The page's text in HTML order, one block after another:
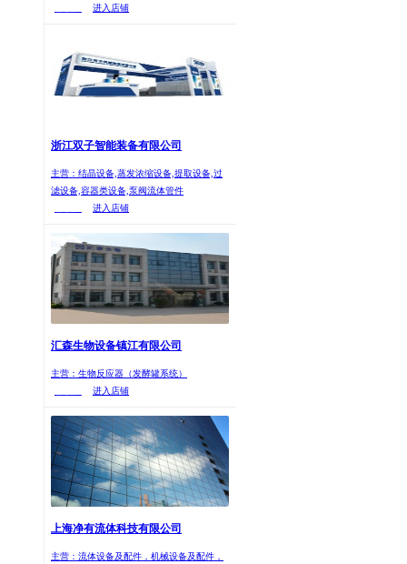
进入店铺
浙江双子智能装备有限公司
主营：结晶设备,蒸发浓缩设备,提取设备,过
滤设备,容器类设备,泵阀流体管件
进入店铺
汇森生物设备镇江有限公司
主营：生物反应器（发酵罐系统）
进入店铺
上海净有流体科技有限公司
主营：流体设备及配件，机械设备及配件，